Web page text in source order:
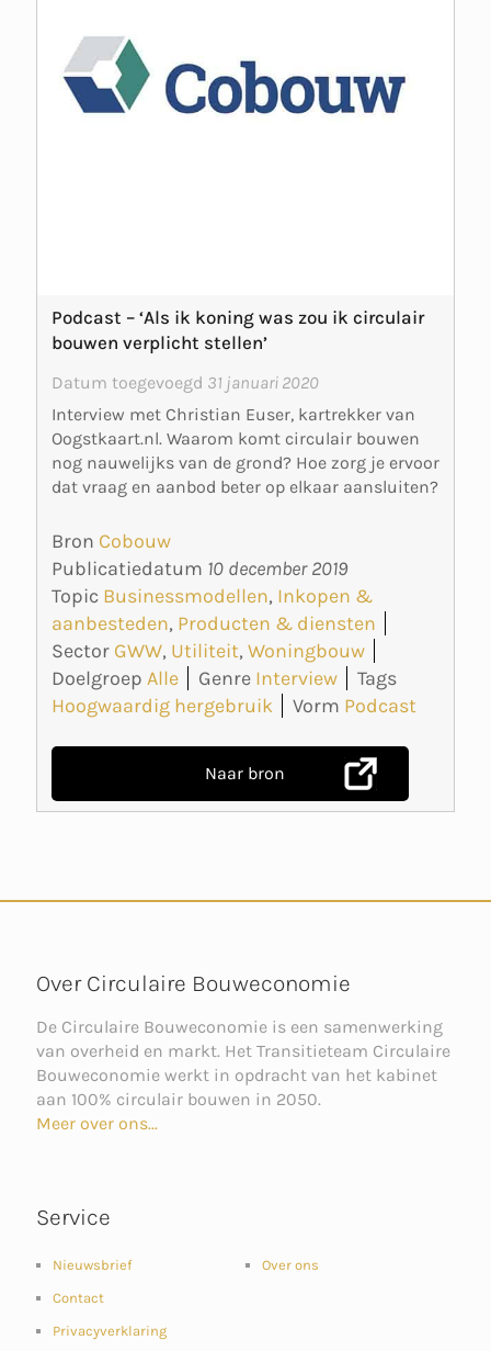
Podcast – ‘Als ik koning was zou ik circulair
bouwen verplicht stellen’
Datum toegevoegd 31 januari 2020
Interview met Christian Euser, kartrekker van
Oogstkaart.nl. Waarom komt circulair bouwen
nog nauwelijks van de grond? Hoe zorg je ervoor
dat vraag en aanbod beter op elkaar aansluiten?
Bron Cobouw
Publicatiedatum 10 december 2019
Topic Businessmodellen, Inkopen &
aanbesteden, Producten & diensten
Sector GWW, Utiliteit, Woningbouw
Doelgroep Alle Genre Interview
Tags
Hoogwaardig hergebruik
Vorm Podcast
Naar bron
Over Circulaire Bouweconomie
De Circulaire Bouweconomie is een samenwerking
van overheid en markt. Het Transitieteam Circulaire
Bouweconomie werkt in opdracht van het kabinet
aan 100% circulair bouwen in 2050.
Meer over ons...
Service
Nieuwsbrief
Contact
Privacyverklaring
Over ons